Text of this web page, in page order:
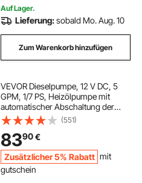
Auf Lager.
Lieferung:sobald Mo. Aug. 10
Zum Warenkorb hinzufügen
VEVOR Dieselpumpe, 12 V DC, 5
GPM, 1/7 PS, Heizölpumpe mit
automatischer Abschaltung der
Pistole, Umfüllpumpe, langer
Einlass- und Auslassschlauch für
Benzin, Diesel, Kerosin, Methanol-
Mischungen
(551)
8390€
Zusätzlicher 5% Rabatt mit
gutschein